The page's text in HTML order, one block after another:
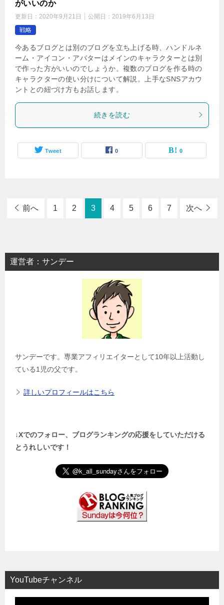
がいいのか
更新日： 2020年9月21日 公開日： 2019年6月13日
戦略
今あるブログとは別のブログを立ち上げる時、ハンドルネ
ーム・アイコン・アバターはメインのキャラクターとは別
で作った方がいいのでしょうか。複数のブログを作る時の
キャラクターの使い分けについて解説。上手なSNSアカウ
ントとの紐づけ方もお話します。
続きを読む
Tweet 0 0
前へ 1 2 3 4 5 6 7 次へ
運営者：サンデー
サンデーです。専業アフィリエイターとして10年以上活動し
ている1児の父です。
詳しいプロフィールはこちら
↓Xでのフォロー、ブログランキングの応援をしていただける
とうれしいです！
YouTubeチャンネル